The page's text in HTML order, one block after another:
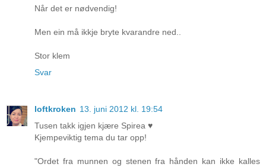
Når det er nødvendig!
Men ein må ikkje bryte kvarandre ned..
Stor klem
Svar
loftkroken 13. juni 2012 kl. 19:54
Tusen takk igjen kjære Spirea ♥
Kjempeviktig tema du tar opp!
"Ordet fra munnen og stenen fra hånden kan ikke kalles